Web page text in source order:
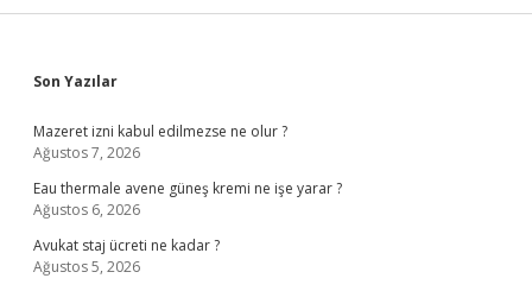
Sidebar
Son Yazılar
Mazeret izni kabul edilmezse ne olur ?
Ağustos 7, 2026
Eau thermale avene güneş kremi ne işe yarar ?
Ağustos 6, 2026
Avukat staj ücreti ne kadar ?
Ağustos 5, 2026